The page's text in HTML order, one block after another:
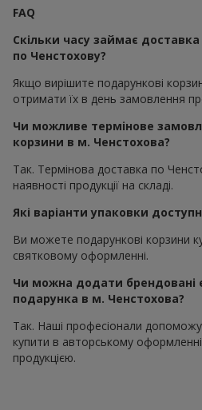
FAQ
Скільки часу займає
по Ченстохову?
Якщо вирішите подарункові
отримати їх в день замовлення
Чи можливе термінове
корзини в м. Ченстохова?
Так. Термінова доставка по
наявності продукції на складі.
Які варіанти упаковки
Ви можете подарункові корзини
святковому оформленні.
Чи можна додати брендовані
подарунка в м. Ченстохова?
Так. Наші професіонали
купити в авторському
продукцією.